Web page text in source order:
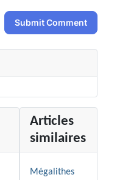
Submit Comment
Articles
similaires
Mégalithes